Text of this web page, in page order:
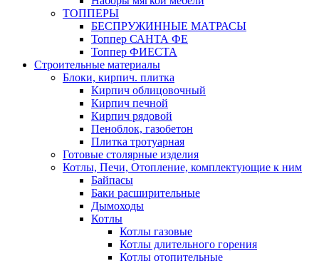
ТОППЕРЫ
БЕСПРУЖИННЫЕ МАТРАСЫ
Топпер САНТА ФЕ
Топпер ФИЕСТА
Строительные материалы
Блоки, кирпич. плитка
Кирпич облицовочный
Кирпич печной
Кирпич рядовой
Пеноблок, газобетон
Плитка тротуарная
Готовые столярные изделия
Котлы, Печи, Отопление, комплектующие к ним
Байпасы
Баки расширительные
Дымоходы
Котлы
Котлы газовые
Котлы длительного горения
Котлы отопительные